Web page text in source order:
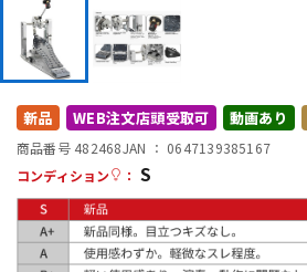
DTM オンライン納品
配信/ライブ機器
新品 WEB注文店頭受取可 動画あり
商品番号 482468JAN ： 0647139385167
コンディション
： S